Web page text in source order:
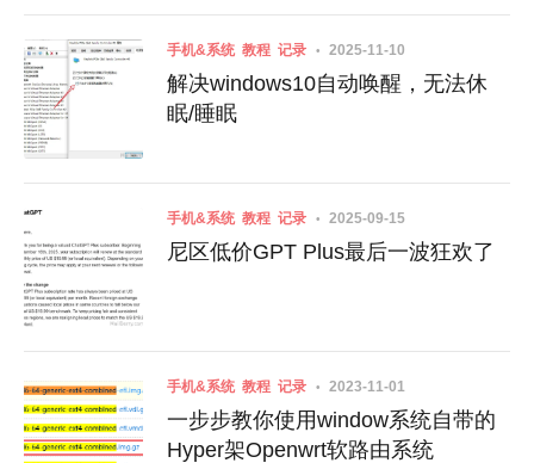
手机&系统 教程 记录 2025-11-10
解决windows10自动唤醒，无法休
眠/睡眠
手机&系统 教程 记录 2025-09-15
尼区低价GPT Plus最后一波狂欢了
手机&系统 教程 记录 2023-11-01
一步步教你使用window系统自带的
Hyper架Openwrt软路由系统